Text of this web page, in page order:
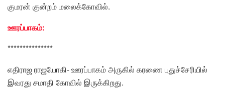
குமரன் குன்றம் மலைக்கோவில்.
ஊரப்பாகம்:
***************
எதிராஜ ராஜயோகி- ஊரப்பாகம் அருகில் கரணை புதுச்சேரியில்
இவரது சமாதி கோவில் இருக்கிறது.